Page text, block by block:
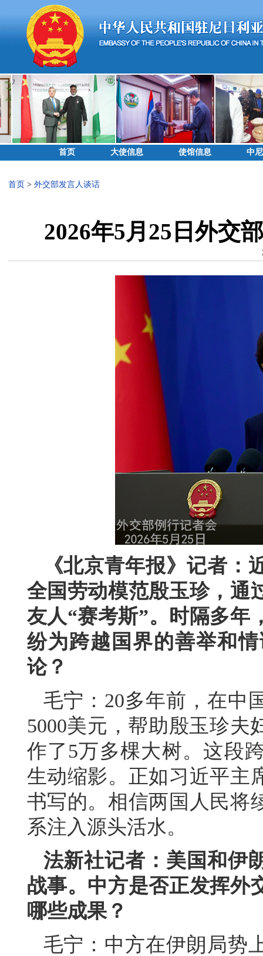
首页 大使信息 使馆信息 中
首页 > 外交部发言人谈话
2026年5月25日外交
《北京青年报》记者
全国劳动模范殷玉珍，通
友人“赛考斯”。时隔多年
纷为跨越国界的善举和
论？
毛宁：20多年前，在中
5000美元，帮助殷玉珍
作了5万多棵大树。这段
生动缩影。正如习近平主
书写的。相信两国人民将
系注入源头活水。
法新社记者：美国和伊
战事。中方是否正发挥外
哪些成果？
毛宁：中方在伊朗局势